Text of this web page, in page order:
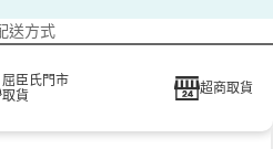
送方式
屈臣氏門市
取貨
超商取貨